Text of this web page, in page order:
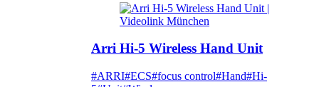
Arri Hi-5 Wireless Hand Unit
#ARRI#ECS#focus control#Hand#Hi-